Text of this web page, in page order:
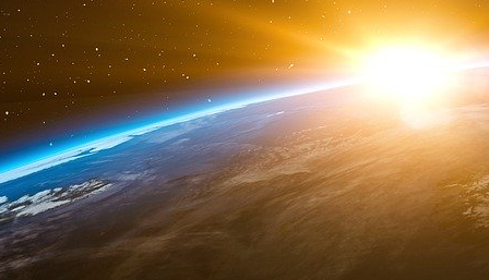
même que crises épileptiques, encéphalites
intestins, riches en récepteurs ACE2, sont un
souffre de diarrhée. Les yeux et le foie sont
Le rôle de la protéine Spike.
Voici un autre article à relier au précédent
« La protéine de pointe du nouveau
dans la maladie, révèle cette équipe de
largement décrite comme une infection
Spike endommage les cellules, l’équipe